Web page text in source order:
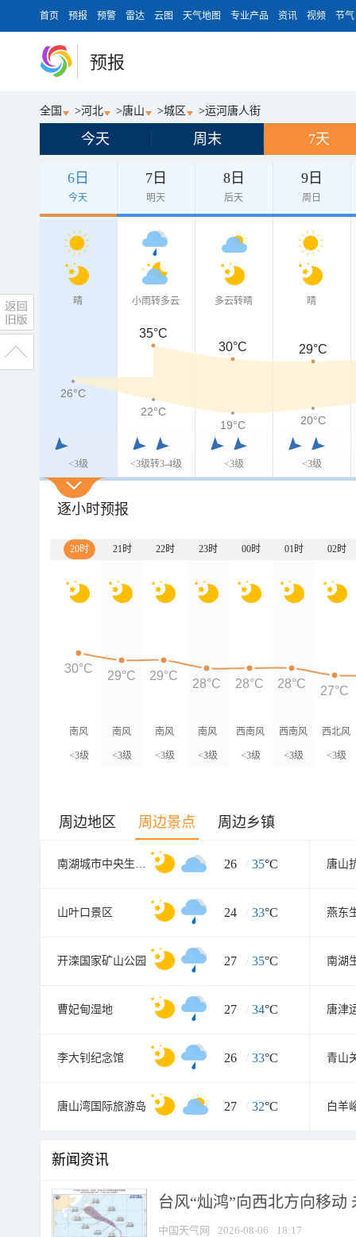
首页 预报 预警 雷达 云图 天气地图 专业产品 资讯 视频 节气
预报
全国 >河北 >唐山 >城区 >运河唐人街
今天 周末 7天
6日
今天
7日
明天
8日
后天
9日
周日
晴
<3级
小雨转多云
<3级转3-4级
多云转晴
<3级
晴
<3级
35°C
30°C
29°C
26°C
22°C
19°C
20°C
逐小时预报
20时 21时 22时 23时 00时 01时 02时
南风
<3级
南风
<3级
南风
<3级
南风
<3级
西南风
<3级
西南风
<3级
西北风
<3级
30°C
29°C 29°C
28°C 28°C 28°C
27°C
周边地区 周边景点 周边乡镇
南湖城市中央生态公园 26 / 35°C 唐山
山叶口景区 24 / 33°C 燕东
开滦国家矿山公园 27 / 35°C 南湖
曹妃甸湿地 27 / 34°C
李大钊纪念馆 26 / 33°C 青山
唐山湾国际旅游岛 27 / 32°C 白羊
新闻资讯
台风“灿鸿”向西北方向移动
中国天气网 2026-08-06 18:17